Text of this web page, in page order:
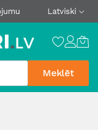
Latviski
Meklēt